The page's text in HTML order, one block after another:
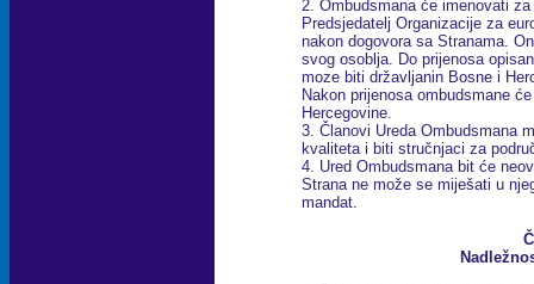
2. Ombudsmana će imenovati
Predsjedatelj Organizacije za
nakon dogovora sa Stranama.
svog osoblja. Do prijenosa
moze biti državljanin Bosne i
Nakon prijenosa ombudsmane
Hercegovine.
3. Članovi Ureda Ombudsmana
kvaliteta i biti stručnjaci za
4. Ured Ombudsmana bit će
Strana ne može se miješati u
mandat.